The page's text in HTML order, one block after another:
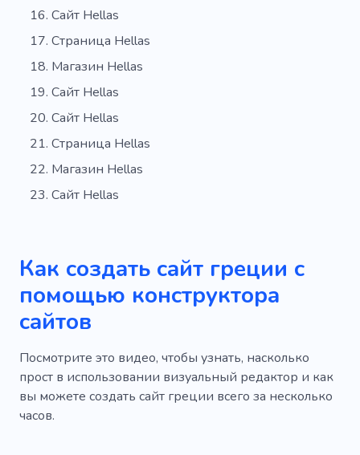
Сайт Hellas
Страница Hellas
Магазин Hellas
Сайт Hellas
Сайт Hellas
Страница Hellas
Магазин Hellas
Сайт Hellas
Как создать сайт греции с
помощью конструктора
сайтов
Посмотрите это видео, чтобы узнать, насколько
прост в использовании визуальный редактор и как
вы можете создать сайт греции всего за несколько
часов.